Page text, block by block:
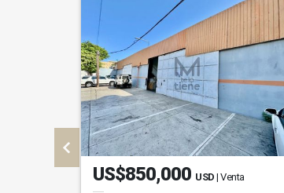
US$850,000 USD | Venta